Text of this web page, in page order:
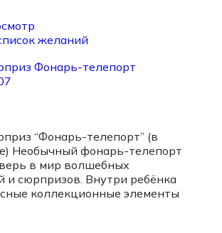
желаний
Фонарь-телепорт
“Фонарь-телепорт” (в
Необычный фонарь-телепорт
в мир волшебных
и сюрпризов. Внутри ребёнка
коллекционные элементы